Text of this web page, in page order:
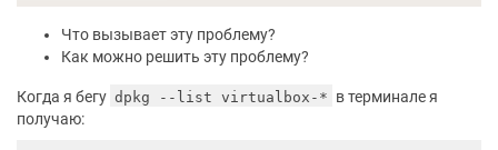
Что вызывает эту проблему?
Как можно решить эту проблему?
Когда я бегу dpkg --list virtualbox-* в терминале я
получаю: